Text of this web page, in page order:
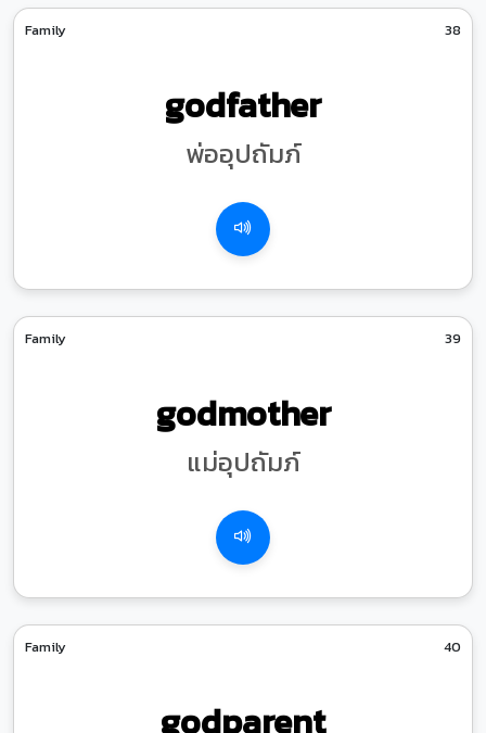
Family 38
godfather
พ่ออุปถัมภ์
Family 39
godmother
แม่อุปถัมภ์
Family 40
godparent